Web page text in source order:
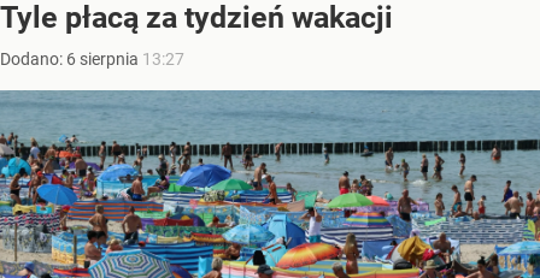
Tyle płacą za tydzień wakacji
Dodano: 6 sierpnia 13:27